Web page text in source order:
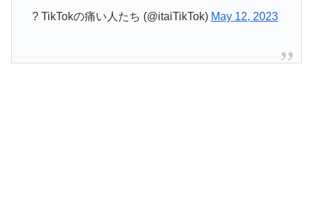
? TikTokの痛い人たち (@itaiTikTok) May 12, 2023